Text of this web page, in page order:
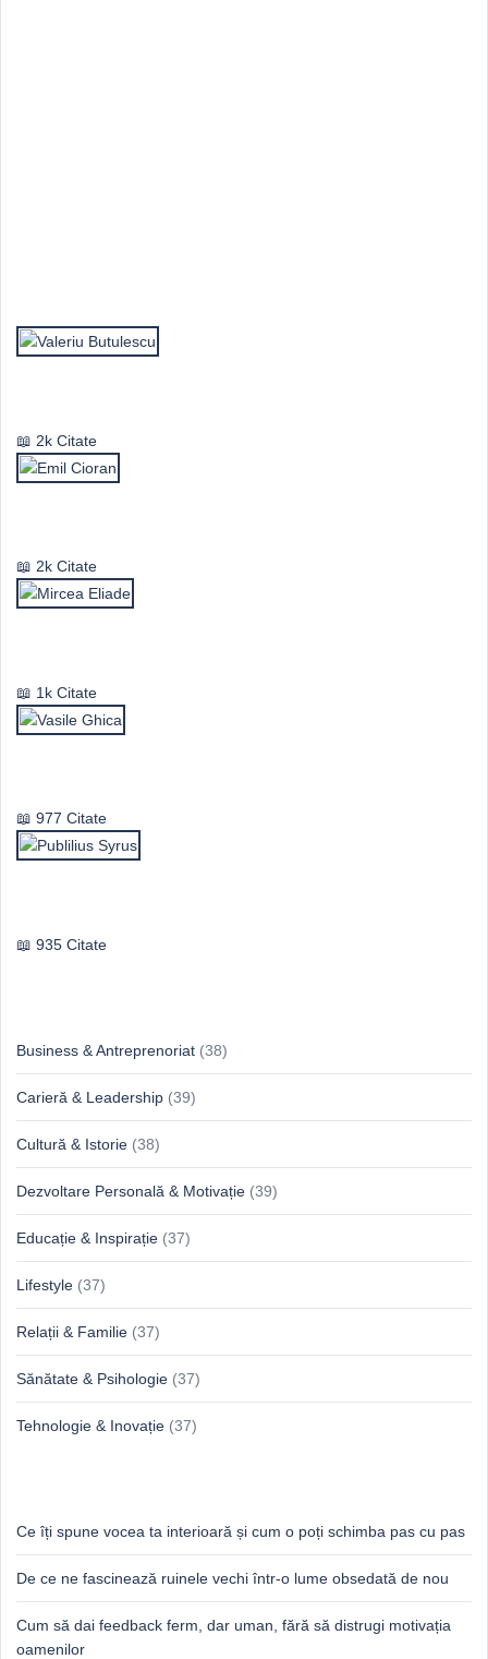
2k Citate
2k Citate
1k Citate
977 Citate
935 Citate
Business & Antreprenoriat (38)
Carieră & Leadership (39)
Cultură & Istorie (38)
Dezvoltare Personală & Motivație (39)
Educație & Inspirație (37)
Lifestyle (37)
Relații & Familie (37)
Sănătate & Psihologie (37)
Tehnologie & Inovație (37)
Ce îți spune vocea ta interioară și cum o poți schimba pas cu pas
De ce ne fascinează ruinele vechi într-o lume obsedată de nou
Cum să dai feedback ferm, dar uman, fără să distrugi motivația
oamenilor